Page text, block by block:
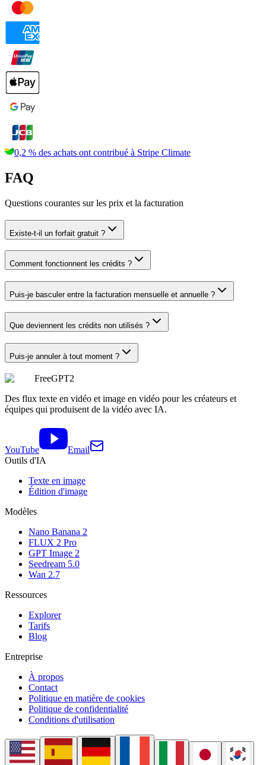
0,2 % des achats ont contribué à Stripe Climate
FAQ
Questions courantes sur les prix et la facturation
Existe-t-il un forfait gratuit ?
Comment fonctionnent les crédits ?
Puis-je basculer entre la facturation mensuelle et annuelle ?
Que deviennent les crédits non utilisés ?
Puis-je annuler à tout moment ?
FreeGPT2
Des flux texte en vidéo et image en vidéo pour les créateurs et
équipes qui produisent de la vidéo avec IA.
YouTube
Email
Outils d'IA
Texte en image
Édition d'image
Modèles
Nano Banana 2
FLUX 2 Pro
GPT Image 2
Seedream 5.0
Wan 2.7
Ressources
Explorer
Tarifs
Blog
Entreprise
À propos
Contact
Politique en matière de cookies
Politique de confidentialité
Conditions d'utilisation